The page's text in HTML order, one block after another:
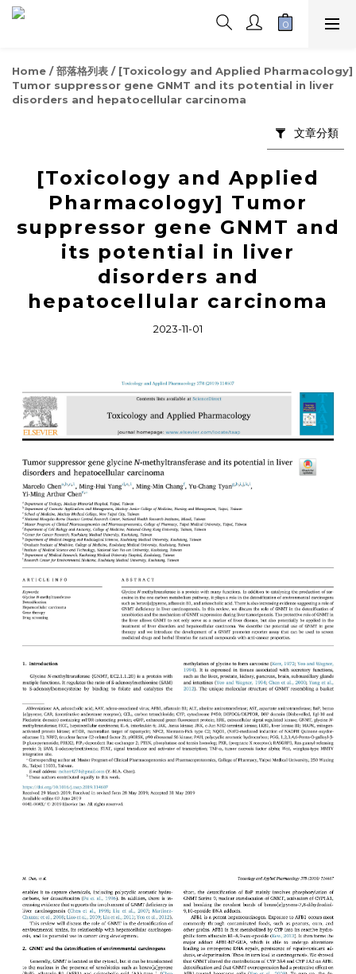
Home /部落格列表 / [Toxicology and Applied Pharmacology]
Tumor suppressor gene GNMT and its potential in liver
disorders and hepatocellular carcinoma
文章分類
[Toxicology and Applied
Pharmacology] Tumor
suppressor gene GNMT and
its potential in liver
disorders and
hepatocellular carcinoma
2023-11-01